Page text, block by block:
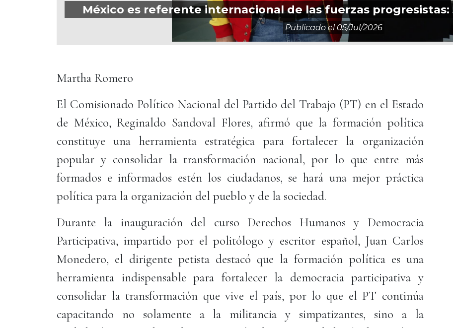
México es referente internacional de las fuerzas progresistas:
Publicado el 05/jul/2026
Martha Romero
El Comisionado Político Nacional del Partido del Trabajo (PT) en el Estado
de México, Reginaldo Sandoval Flores, afirmó que la formación política
constituye una herramienta estratégica para fortalecer la organización
popular y consolidar la transformación nacional, por lo que entre más
formados e informados estén los ciudadanos, se hará una mejor práctica
política para la organización del pueblo y de la sociedad.
Durante la inauguración del curso Derechos Humanos y Democracia
Participativa, impartido por el politólogo y escritor español, Juan Carlos
Monedero, el dirigente petista destacó que la formación política es una
herramienta indispensable para fortalecer la democracia participativa y
consolidar la transformación que vive el país, por lo que el PT continúa
capacitando no solamente a la militancia y simpatizantes, sino a la